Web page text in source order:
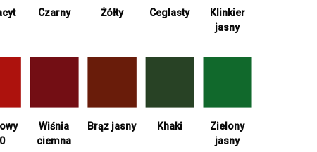
Czarny Żółty Ceglasty
Klinkier
jasny
Wiśnia
ciemna
Brąz jasny Khaki
Zielony
jasny